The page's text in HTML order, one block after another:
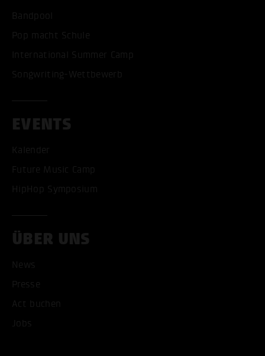
Bandpool
Pop macht Schule
International Summer Camp
Songwriting-Wettbewerb
EVENTS
Kalender
Future Music Camp
HipHop Symposium
ÜBER UNS
News
Presse
Act buchen
Jobs